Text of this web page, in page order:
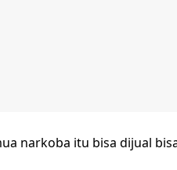
narkoba itu bisa dijual